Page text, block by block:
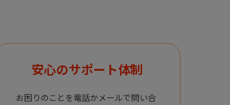
安心のサポート体制
お困りのことを電話かメールで問い合